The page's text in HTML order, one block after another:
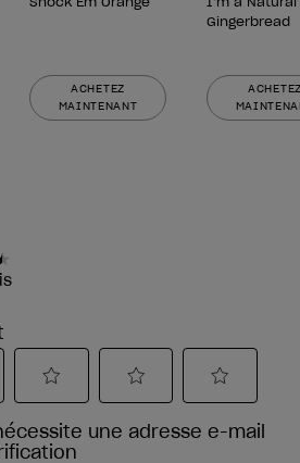
ACHETEZ
MAINTENANT
Gingerbread